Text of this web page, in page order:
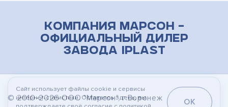
Компания Марсон –
официальный дилер
завода iPlast
© 2010-2026ООО "Марсон", г.Воронеж
Сайт использует файлы cookie и сервисы
интернет-статистики. Оставаясь здесь, вы
OK